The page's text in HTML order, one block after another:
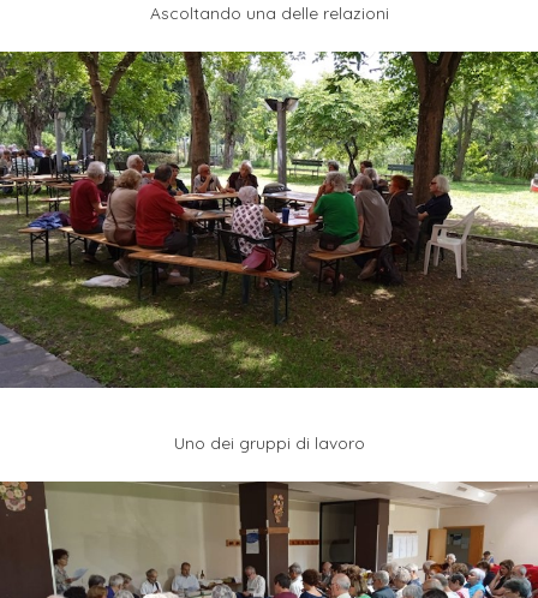
Ascoltando una delle relazioni
Uno dei gruppi di lavoro